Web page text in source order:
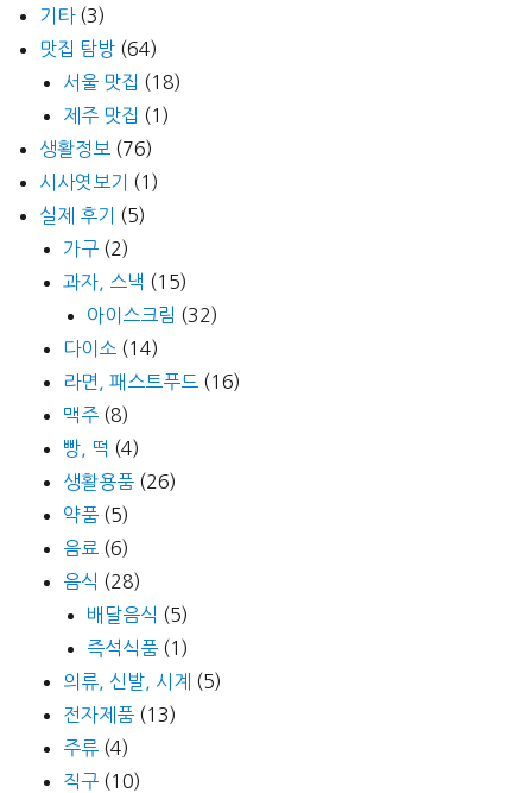
기타(3)
맛집 탐방 (64)
서울 맛집 (18)
제주 맛집 (1)
생활정보 (76)
시사엿보기
(1)
실제 후기
(5)
가구 (2)
과자, 스낵 (15)
아이스크림 (32)
다이소 (14)
라면, 패스트푸드 (16)
맥주 (8)
빵, 떡 (4)
생활용품 (26)
약품 (5)
음료 (6)
음식 (28)
배달음식 (5)
즉석식품 (1)
의류, 신발, 시계
(5)
전자제품 (13)
주류 (4)
직구 (10)